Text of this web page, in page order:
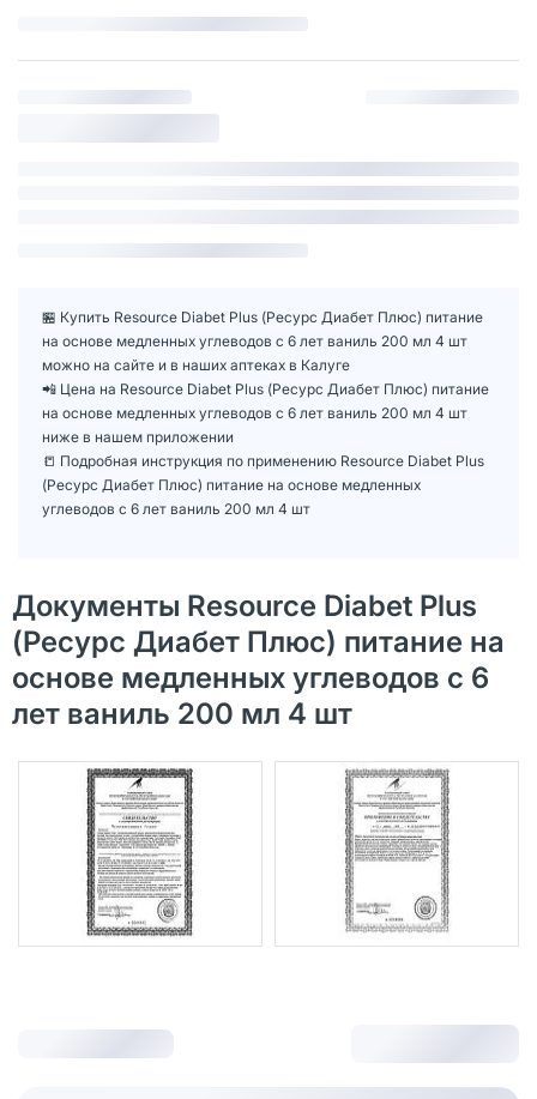
🏪 Купить Resource Diabet Plus (Ресурс Диабет Плюс) питание
на основе медленных углеводов с 6 лет ваниль 200 мл 4 шт
можно на сайте и в наших аптеках в Калуге
📲 Цена на Resource Diabet Plus (Ресурс Диабет Плюс) питание
на основе медленных углеводов с 6 лет ваниль 200 мл 4 шт
ниже в нашем приложении
📒 Подробная инструкция по применению Resource Diabet Plus
(Ресурс Диабет Плюс) питание на основе медленных
углеводов с 6 лет ваниль 200 мл 4 шт
Документы Resource Diabet Plus
(Ресурс Диабет Плюс) питание на
основе медленных углеводов с 6
лет ваниль 200 мл 4 шт